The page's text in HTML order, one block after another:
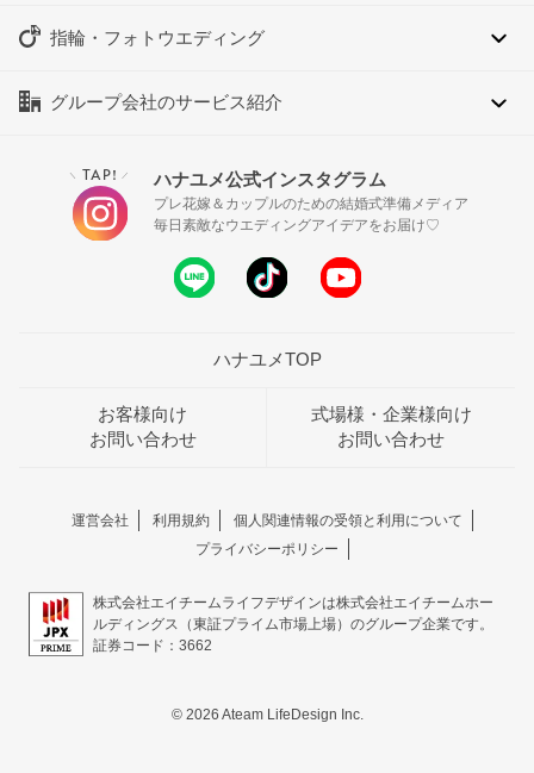
指輪・フォトウエディング
グループ会社のサービス紹介
＼ TAP! ／ ハナユメ公式インスタグラム
プレ花嫁＆カップルのための結婚式準備メディア
毎日素敵なウエディングアイデアをお届け♡
ハナユメTOP
お客様向け
お問い合わせ
式場様・企業様向け
お問い合わせ
運営会社 利用規約
個人関連情報の受領と利用について
プライバシーポリシー
株式会社エイチームライフデザインは株式会社エイチームホー
ルディングス（東証プライム市場上場）のグループ企業です。
証券コード：3662
© 2026 Ateam LifeDesign Inc.